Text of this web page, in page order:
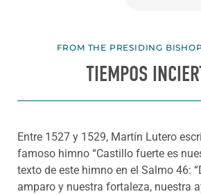
FROM THE PRESIDING
TIEMPOS
Entre 1527 y 1529, Martín Lutero
famoso himno “Castillo fuerte es
texto de este himno en el Salmo 46:
amparo y nuestra fortaleza, nuestra